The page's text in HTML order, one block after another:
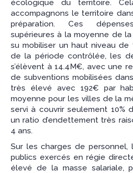
écologique du territoire.
accompagnons le territoire
préparation. Ces
supérieures à la moyenne de
su mobiliser un haut niveau de
de la période contrôlée, les
s’élèvent à 14.4M€, avec une
de subventions mobilisées
très élevé avec 192€ par
moyenne pour les villes de la
servi à couvrir seulement 10%
un ratio d’endettement très
4 ans.
Sur les charges de personnel,
publics exercés en régie
élevé de la masse salariale,